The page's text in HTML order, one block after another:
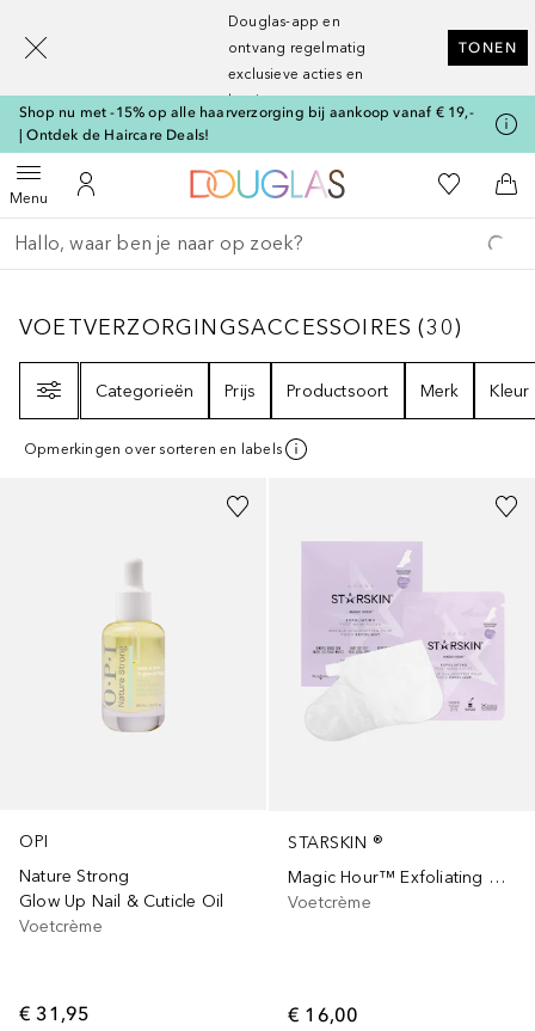
Douglas-app en
ontvang regelmatig
exclusieve acties en
kortingen
TONEN
Shop nu met -15% op alle haarverzorging bij aankoop vanaf € 19,-
| Ontdek de Haircare Deals!
MenuOpen menuNaar Mijn Account
Naar Douglas Home
Naar Mijn
Ga terug
Zoekopdracht uitvoeren
VOETVERZORGINGSACCESSOIRES30
VOETVERZORGINGSACCESSOIRES (30)
Categorieën
Prijs Productsoort Merk Kleur
Opmerkingen over sorteren en labels
OPI
Nature Strong
Glow Up Nail & Cuticle Oil
Voetcrème
€ 31,95
STARSKIN ®
Magic Hour™ Exfoliating Double-Layer Foot
Voetcrème
€ 16,00
[navigation.slideout.screenreader]